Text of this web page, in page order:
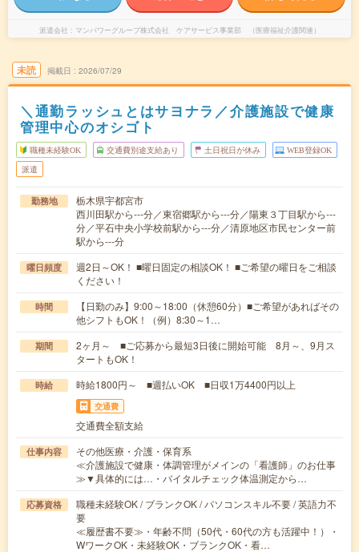
派遣会社 マンパワーグループ株式会社 ケアサービス事業部 （医療福祉介護関連）
未読 掲載日 2026/07/29
＼通勤ラッシュとはサヨナラ／介護施設で健康
管理中心のオシゴト
職種未経験OK 交通費別途支給あり 土日祝日が休み WEB登録OK
派遣
勤務地
栃木県宇都宮市
西川田駅から---分／東宿郷駅から---分／陽東３丁目駅から---
分／平石中央小学校前駅から---分／清原地区市民センター前
駅から---分
曜日頻度
週2日～OK！ ■曜日固定の相談OK！ ■ご希望の曜日をご相談
ください！
時間
【日勤のみ】9:00～18:00（休憩60分）■ご希望があればその
他シフトもOK！（例）8:30～1…
期間
2ヶ月～ ■ご応募から最短3日後に開始可能 8月～、9月ス
タートもOK！
時給 時給1800円～ ■週払いOK ■日収1万4400円以上
交通費
交通費全額支給
仕事内容
その他医療・介護・保育系
≪介護施設で健康・体調管理がメインの「看護師」のお仕事
≫▼具体的には…・バイタルチェック体温測定から…
応募資格
職種未経験OK / ブランクOK / パソコンスキル不要 / 英語力不
要
≪履歴書不要≫・年齢不問（50代・60代の方も活躍中！）・
WワークOK・未経験OK・ブランクOK・看…